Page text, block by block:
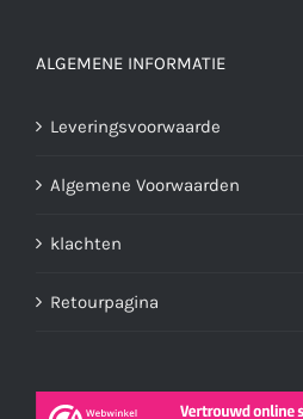
ALGEMENE INFORMATIE
Leveringsvoorwaarde
Algemene Voorwaarden
klachten
Retourpagina